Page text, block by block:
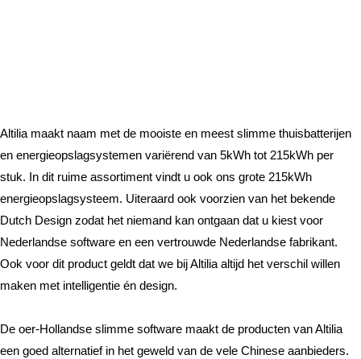
Altilia maakt naam met de mooiste en meest slimme thuisbatterijen
en energieopslagsystemen variërend van 5kWh tot 215kWh per
stuk. In dit ruime assortiment vindt u ook ons grote 215kWh
energieopslagsysteem. Uiteraard ook voorzien van het bekende
Dutch Design zodat het niemand kan ontgaan dat u kiest voor
Nederlandse software en een vertrouwde Nederlandse fabrikant.
Ook voor dit product geldt dat we bij Altilia altijd het verschil willen
maken met intelligentie én design.
De oer-Hollandse slimme software maakt de producten van Altilia
een goed alternatief in het geweld van de vele Chinese aanbieders.